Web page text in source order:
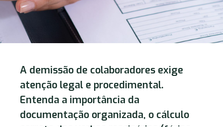
A demissão de colaboradores exige
atenção legal e procedimental.
Entenda a importância da
documentação organizada, o cálculo